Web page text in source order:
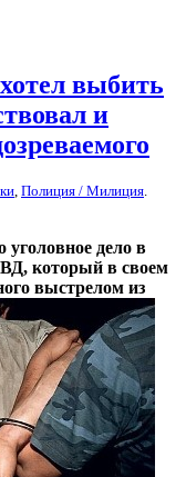
выбить
и
Полиция / Милиция
уголовное дело в
который в своем
выстрелом из